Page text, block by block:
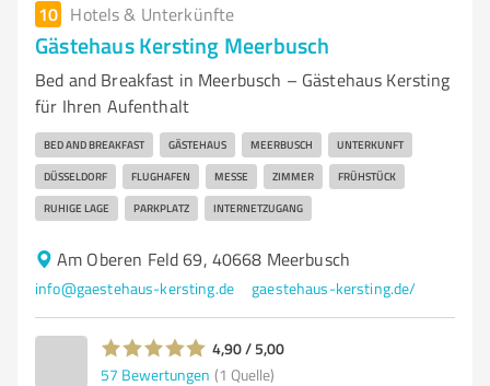
10 Hotels & Unterkünfte
Gästehaus Kersting Meerbusch
Bed and Breakfast in Meerbusch – Gästehaus Kersting
für Ihren Aufenthalt
BED AND BREAKFAST GÄSTEHAUS MEERBUSCH UNTERKUNFT
DÜSSELDORF FLUGHAFEN MESSE ZIMMER FRÜHSTÜCK
RUHIGE LAGE PARKPLATZ INTERNETZUGANG
Am Oberen Feld 69, 40668 Meerbusch
info@gaestehaus-kersting.de gaestehaus-kersting.de/
4,90 / 5,00
57 Bewertungen (1 Quelle)